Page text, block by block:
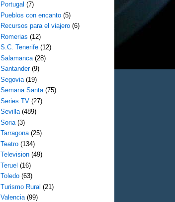
Portugal (7)
Pueblos con encanto (5)
Recursos para el viajero (6)
Romerias (12)
S.C. Tenerife (12)
Salamanca (28)
Santander (9)
Segovia (19)
Semana Santa (75)
Series TV (27)
Sevilla (489)
Soria (3)
Tarragona (25)
Teatro (134)
Television (49)
Teruel (16)
Toledo (63)
Turismo Rural (21)
Valencia (99)